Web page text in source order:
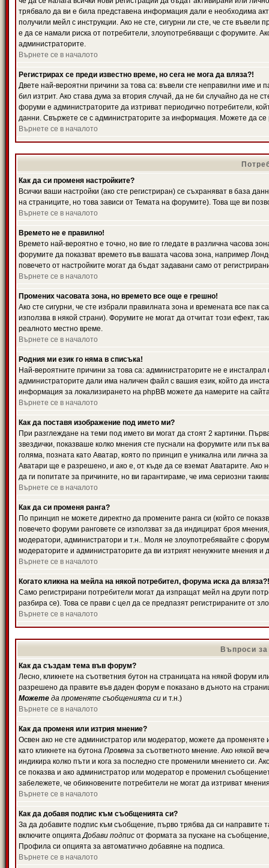
трябвало да ви е била представена информация дали е необходима
получили мейл с инструкции. Ако не сте, сигурни ли сте, че сте
е да се намали риска от потребители, злоупотребяващи с форумите.
администраторите.
Върнете се в началото
Регистрирах се преди известно време, но сега не мога да вляза?!
Двете най-вероятни причини за това са: въвели сте неправилни име и
бил изтрит. Ако става дума за втория случай, да не би случайно да
форуми е администраторите да изтриват периодично потребители,
данни. Свържете се с администраторите за информация. Можете да се
Върнете се в началото
Как да си променя настройките?
Всички ваши настройки (ако сте регистриран) се съхраняват в база
на страниците, но това зависи от Темата на форумите). Това ще ви
Върнете се в началото
Времето не е правилно!
Времето най-вероятно е точно, но вие го гледате в различна часова
форумите да показват времето във вашата часова зона, например
повечето от настройките могат да бъдат задавани само от
Върнете се в началото
Промених часовата зона, но времето все още е грешно!
Ако сте сигурни, че сте избрали правилната зона и времената все
използва в някой страни). Форумите не могат да отчитат този ефект,
реалното местно време.
Върнете се в началото
Родния ми език го няма в списъка!
Най-вероятните причини за това са: администраторите не е
администраторите дали има наличен файл с вашия език, който да
информация за локализирането на phpBB можете да намерите на
Върнете се в началото
Как да поставя изображение под името ми?
При разглеждане на теми под името ви могат да стоят 2 картинки.
звездички, показваше колко мнения сте пуснали на форумите или пък
голяма, позната като Аватар, която по принцип е уникална или лична
Аватари ще е разрешено, и ако е, от къде да се вземат Аватарите.
да ги попитате за причините, но ви гарантираме, че има сериозни
Върнете се в началото
Как да си променя ранга?
По принцип не можете директно да промените ранга си (който се
повечето форуми ранговете се използват за да индицират броя
модератори, администратори и т.н.. Моля не злоупотребявайте с
модераторите и администраторите да ви изтрият ненужните мнения и
Върнете се в началото
Когато кликна на мейла на някой потребител, форума иска да вляза?!
Само регистрирани потребители могат да изпращат мейл на други
разбира се). Това се прави с цел да се предпазят регистрираните от
Върнете се в началото
Въпроси
Как да създам тема във форум?
Лесно, кликнете на съответния бутон на страницата на някой форум
разрешено да правите във даден форум е показано в дъното на
Можете да променяте съобщенията си и т.н.)
Върнете се в началото
Как да променя или изтрия мнение?
Освен ако не сте администратор или модератор, можете да
като кликнете на бутона Промяна за съответното мнение. Ако някой
индикира колко пъти и кога за последно сте променили мнението си.
се показва и ако администратор или модератор е променил
забележете, че обикновените потребители не могат да изтриват
Върнете се в началото
Как да добавя подпис към съобщенията си?
За да добавите подпис към съобщение, първо трябва да си
включите опциятаДобави подпис от формата за пускане на
Профила си опцията за автоматично добавяне на подписа.
Върнете се в началото